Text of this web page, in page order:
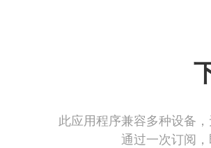
此应用程序兼容多种设备
通过一次订阅